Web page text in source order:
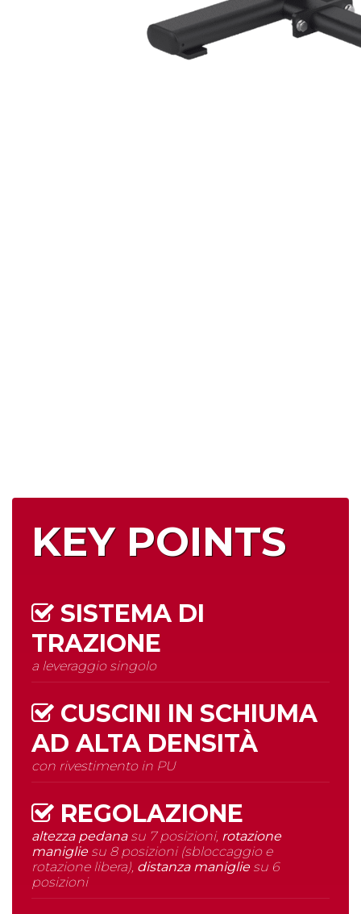
KEY POINTS
SISTEMA DI
TRAZIONE
a leveraggio singolo
CUSCINI IN SCHIUMA
AD ALTA DENSITÀ
con rivestimento in PU
REGOLAZIONE
altezza pedanasu 7 posizioni, rotazione
manigliesu 8 posizioni (sbloccaggio e
rotazione libera), distanza manigliesu 6
posizioni